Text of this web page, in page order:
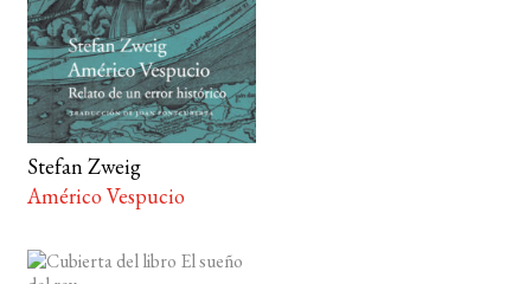
Stefan Zweig
Américo Vespucio